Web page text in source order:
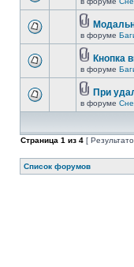
в форуме
Кнопка
в форуме
При
в форуме
Страница 1 из 4 [
Список форумов